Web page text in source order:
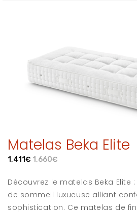
Matelas Beka Elite
1,411€ 1,660€
Découvrez le matelas Beka Elite
de sommeil luxueuse alliant
sophistication. Ce matelas de